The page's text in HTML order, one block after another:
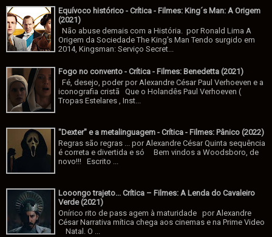
Equívoco histórico - Crítica - Filmes: King´s Man: A Origem
(2021)
Não abuse demais com a História. por Ronald Lima A
Origem da Sociedade The King's Man Tendo surgido em
2014, Kingsman: Serviço Secret...
Fogo no convento - Crítica - Filmes: Benedetta (2021)
Fé, desejo, poder por Alexandre César Paul Verhoeven e a
iconografia cristã Que o Holandês Paul Verhoeven (
Tropas Estelares , Inst...
"Dexter" e a metalinguagem - Crítica - Filmes: Pânico (2022)
Regras são regras ... por Alexandre César Quinta sequência
é correta e divertida e só Bem vindos a Woodsboro, de
novo!!! Escrito ...
Looongo trajeto... Crítica – Filmes: A Lenda do Cavaleiro
Verde (2021)
Onírico rito de pass agem à maturidade por Alexandre
César Narrativa mítica chega aos cinemas e na Prime Video
Natal. O ...